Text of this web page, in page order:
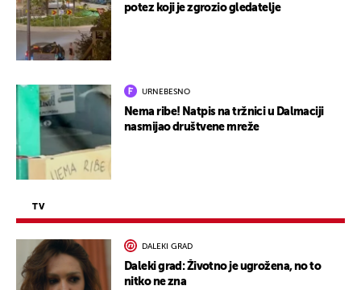
potez koji je zgrozio gledatelje
URNEBESNO
Nema ribe! Natpis na tržnici u Dalmaciji
nasmijao društvene mreže
TV
DALEKI GRAD
Daleki grad: Životno je ugrožena, no to
nitko ne zna